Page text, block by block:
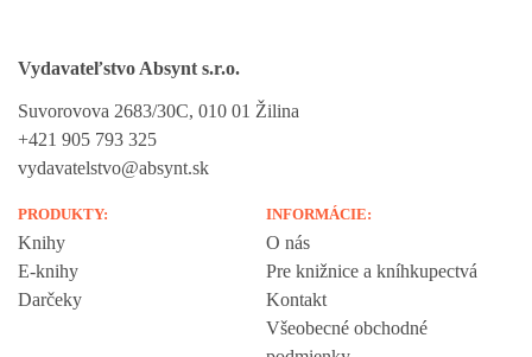
Vydavateľstvo Absynt s.r.o.
Suvorovova 2683/30C, 010 01 Žilina
+421 905 793 325
vydavatelstvo@absynt.sk
PRODUKTY:
Knihy
E-knihy
Darčeky
INFORMÁCIE:
O nás
Pre knižnice a kníhkupectvá
Kontakt
Všeobecné obchodné